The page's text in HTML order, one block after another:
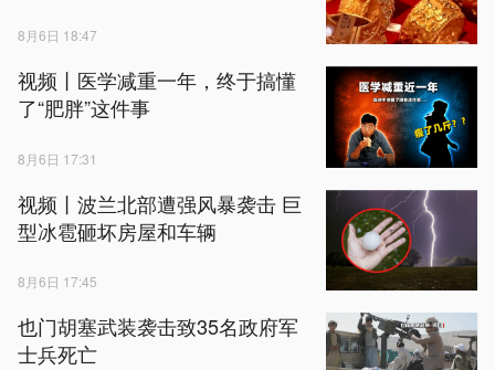
8月6日 18:47
视频丨医学减重一年，终于搞懂
了“肥胖”这件事
8月6日 17:31
视频丨波兰北部遭强风暴袭击 巨
型冰雹砸坏房屋和车辆
8月6日 17:45
也门胡塞武装袭击致35名政府军
士兵死亡